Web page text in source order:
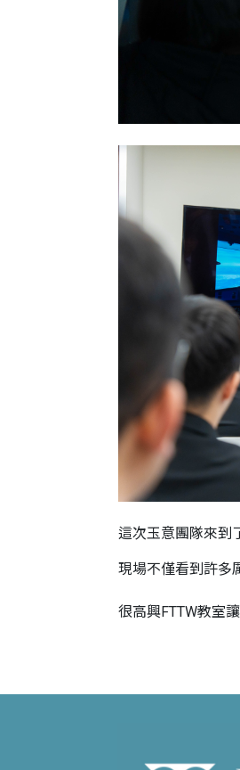
這次玉意團隊來到
現場不僅看到許多
很高興FTTW教室